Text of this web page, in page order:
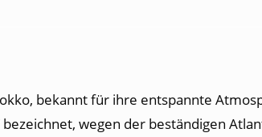
bekannt für ihre entspannte
wegen der beständigen